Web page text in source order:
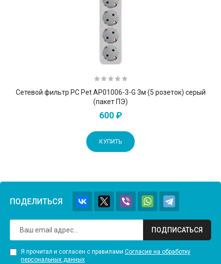
Сетевой фильтр PC Pet AP01006-3-G 3м (5 розеток) серый
(пакет ПЭ)
600 ₽
КУПИТЬ
ПОДЕЛИТЬСЯ
ПОДПИСАТЬСЯ
Я прочитал и согласен с правилами Согласие на обработку
персональных данных